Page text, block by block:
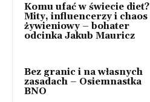
Komu ufać w świecie diet?
Mity, influencerzy i chaos
żywieniowy – bohater
odcinka Jakub Mauricz
Bez granic i na własnych
zasadach – Osiemnastka
BNO